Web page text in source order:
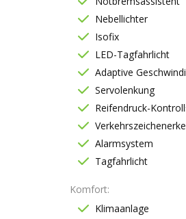
Nebellichter
Isofix
LED-Tagfahrlicht
Adaptive
Servolenkung
Reifendruck-
Alarmsystem
Tagfahrlicht
Komfort
Klimaanlage